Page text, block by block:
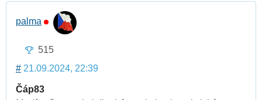
palma
515
# 21.09.2024, 22:39
Čáp83